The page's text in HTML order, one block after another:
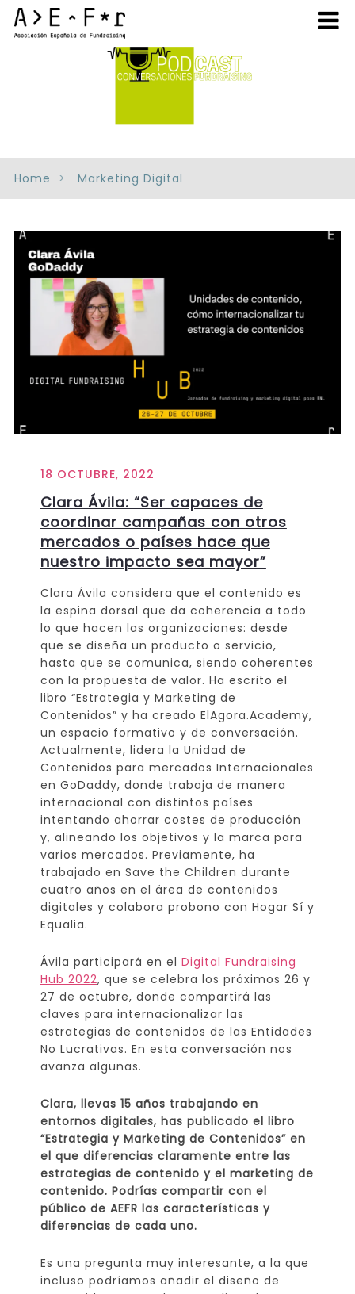
Home Marketing Digital
18 OCTUBRE, 2022
Clara Ávila: “Ser capaces de
coordinar campañas con otros
mercados o países hace que
nuestro impacto sea mayor”
Clara Ávila considera que el contenido es
la espina dorsal que da coherencia a todo
lo que hacen las organizaciones: desde
que se diseña un producto o servicio,
hasta que se comunica, siendo coherentes
con la propuesta de valor. Ha escrito el
libro “Estrategia y Marketing de
Contenidos” y ha creado ElAgora.Academy,
un espacio formativo y de conversación.
Actualmente, lidera la Unidad de
Contenidos para mercados Internacionales
en GoDaddy, donde trabaja de manera
internacional con distintos países
intentando ahorrar costes de producción
y, alineando los objetivos y la marca para
varios mercados. Previamente, ha
trabajado en Save the Children durante
cuatro años en el área de contenidos
digitales y colabora probono con Hogar Sí y
Equalia.
Ávila participará en el Digital Fundraising
Hub 2022, que se celebra los próximos 26 y
27 de octubre, donde compartirá las
claves para internacionalizar las
estrategias de contenidos de las Entidades
No Lucrativas. En esta conversación nos
avanza algunas.
Clara, llevas 15 años trabajando en
entornos digitales, has publicado el libro
“Estrategia y Marketing de Contenidos” en
el que diferencias claramente entre las
estrategias de contenido y el marketing de
contenido. Podrías compartir con el
público de AEFR las características y
diferencias de cada uno.
Es una pregunta muy interesante, a la que
incluso podríamos añadir el diseño de